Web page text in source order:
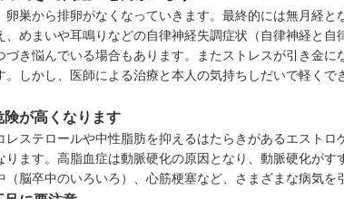
巣から排卵がなくなっていきます。最終的には無月経と
めまいや耳鳴りなどの自律神経失調症状（ 自律神経と自
づき悩んでいる場合もあります。またストレスが引き金に
。しかし、医師による治療と本人の気持ちしだいで軽くで
険が高くなります
ステロールや中性脂肪を抑えるはたらきがあるエストロ
ります。高脂血症は動脈硬化の原因となり、動脈硬化がす
（脳卒中のいろいろ ）、 心筋梗塞など、さまざまな病気を